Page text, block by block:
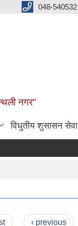
048-540532
नगर"
विधुतीय शुसासन सेवा
‹ previous